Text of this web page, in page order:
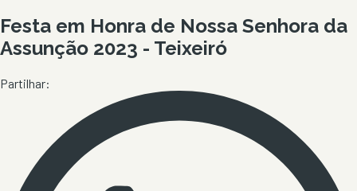
Festa em Honra de Nossa Senhora da
Assunção 2023 - Teixeiró
Partilhar: